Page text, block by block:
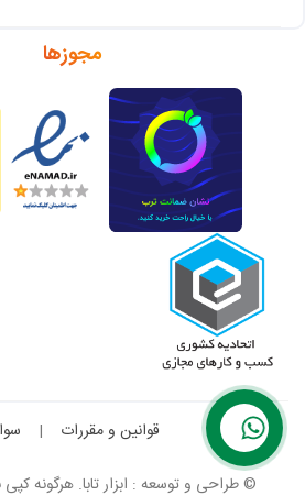
مجوزها
قوانین و مقررات |
© طراحی و توسعه : ابزار تابا. هرگونه